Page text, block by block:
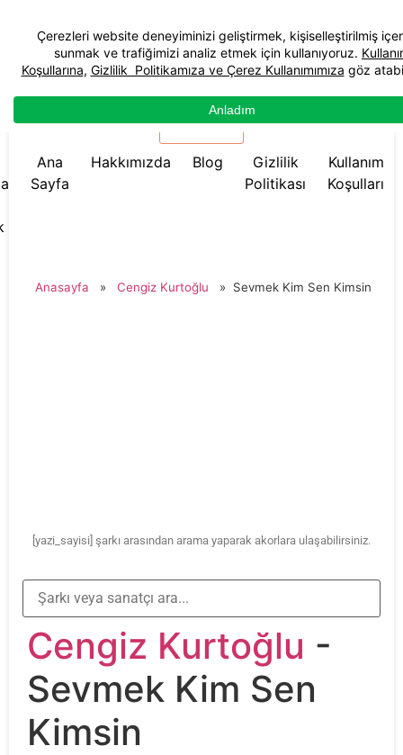
☰ Menü
Ana
Sayfa
Hakkımızda Blog
Gizlilik
Politikası
Kullanım
Koşulları
Anasayfa » Cengiz Kurtoğlu » Sevmek Kim Sen Kimsin
[yazi_sayisi] şarkı arasından arama yaparak akorlara ulaşabilirsiniz.
Cengiz Kurtoğlu -
Sevmek Kim Sen
Kimsin